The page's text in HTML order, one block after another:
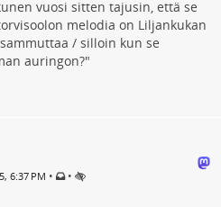
vuosi sitten tajusin, että se
melodia on Liljankukan
/ silloin kun se
auringon?"
6:37 PM • •